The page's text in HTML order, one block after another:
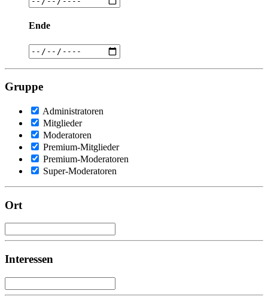
Ende
Gruppe
Administratoren
Mitglieder
Moderatoren
Premium-Mitglieder
Premium-Moderatoren
Super-Moderatoren
Ort
Interessen